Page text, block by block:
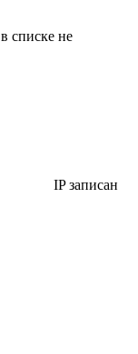
списке не
IP записан